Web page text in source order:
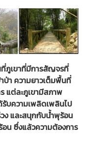
ภูเขาที่มีการสัญจรที่
ป่า ความยาวเต็มพื้นที่
แต่ละภูเขามีสภาพ
บความเพลิดเพลินไป
ง และสนุกกับน้ำพุร้อน
น ซึ่งแล้วความต้องการ